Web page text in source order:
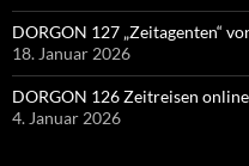
DORGON 127 „Zeitagenten“
18. Januar 2026
DORGON 126 Zeitreisen
4. Januar 2026